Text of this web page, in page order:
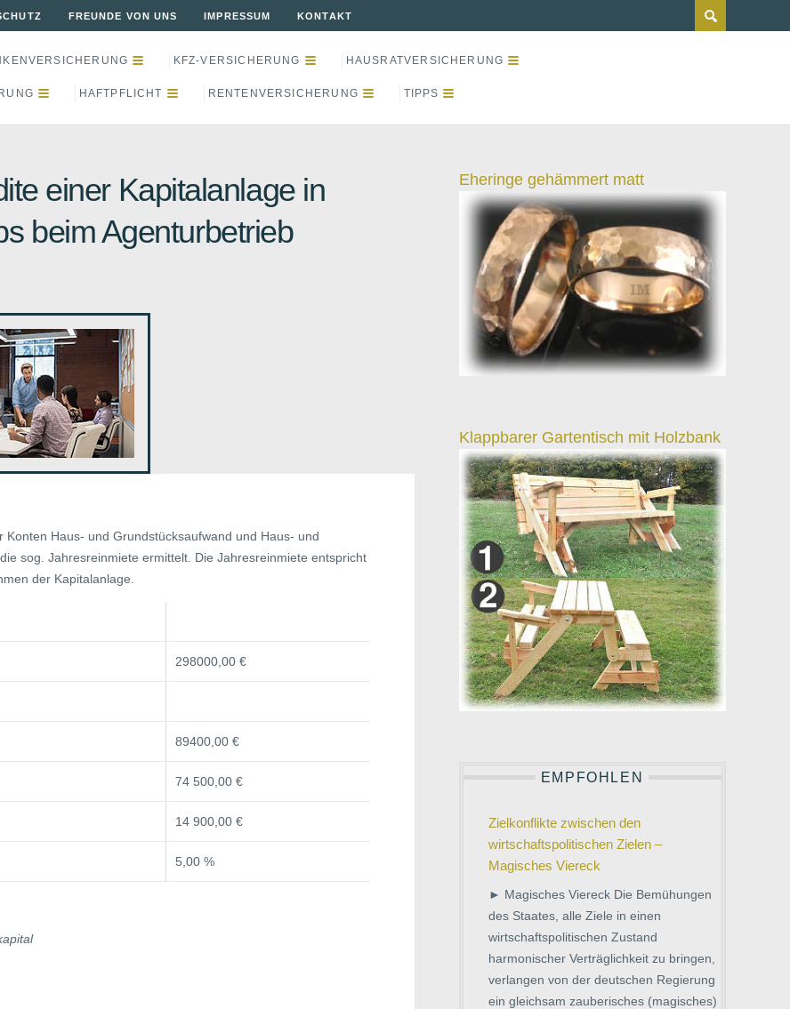
FREUNDE VON UNS IMPRESSUM KONTAKT
KFZ-VERSICHERUNG HAUSRATVERSICHERUNG
HAFTPFLICHT RENTENVERSICHERUNG TIPPS
einer Kapitalanlage in
beim Agenturbetrieb
Haus- und Grundstücksaufwand und Haus- und
sog. Jahresreinmiete ermittelt. Die Jahresreinmiete entspricht
der Kapitalanlage.
298000,00 €
89400,00 €
74 500,00 €
14 900,00 €
5,00 %
Eheringe gehämmert matt
Klappbarer Gartentisch mit Holzbank
EMPFOHLEN
Zielkonflikte zwischen den
wirtschaftspolitischen Zielen –
Magisches Viereck
► Magisches Viereck Die Bemühungen
des Staates, alle Ziele in einen
wirtschaftspolitischen Zustand
harmonischer Verträglichkeit zu bringen,
verlangen von der deutschen Regierung
ein gleichsam zauberisches (magisches)